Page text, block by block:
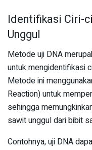
Identifikasi Ciri-
Unggul
Metode uji DNA
untuk mengidentifikasi
Metode ini
Reaction) untuk
sehingga
sawit unggul dari bibit
Contohnya, uji DNA